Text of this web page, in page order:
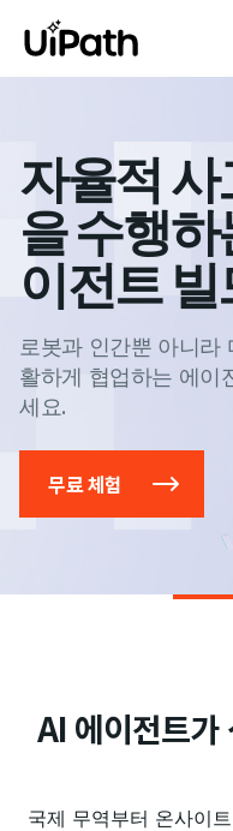
자율적
을 수행
이전트
로봇과 인간뿐 아니
활하게 협업하는 에
세요.
무료 체험
AI 에이전트가
국제 무역부터 온사이